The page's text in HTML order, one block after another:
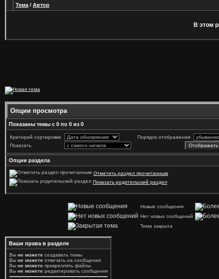
Тема / Автор
В этом
Опции просмотра
Показаны темы с 0 по 0 из 0
Критерий сортировки
Порядок отображения
Показать
Опции раздела
Отметить раздел прочитанным
Показать родительский раздел
Новые сообщения
Нет новых сообщений
Тема закрыта
Ваши права в разделе
Вы не можете создавать темы
Вы не можете отвечать на сообщения
Вы не можете прикреплять файлы
Вы не можете редактировать сообщения